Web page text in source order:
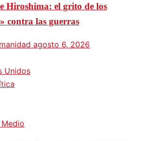
Hiroshima: el grito de los
contra las guerras
agosto 6, 2026
Unidos